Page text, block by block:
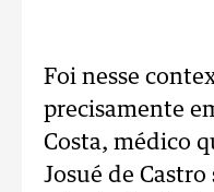
Foi nesse
precisamente
Costa, médico
Josué de